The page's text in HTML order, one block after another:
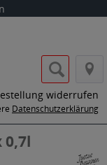
widerrufen
Datenschutzerklärung
0,7l